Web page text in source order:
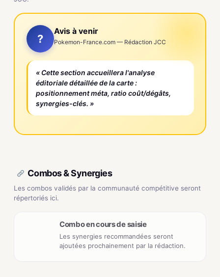
?
Avis à venir
Pokemon-France.com — Rédaction JCC
« Cette section accueillera l'analyse
éditoriale détaillée de la carte :
positionnement méta, ratio coût/dégâts,
synergies-clés. »
Combos & Synergies
Les combos validés par la communauté compétitive seront
répertoriés ici.
Combo en cours de saisie
Les synergies recommandées seront
ajoutées prochainement par la rédaction.